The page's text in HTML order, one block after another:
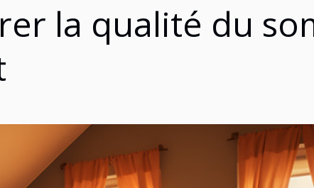
la qualité du